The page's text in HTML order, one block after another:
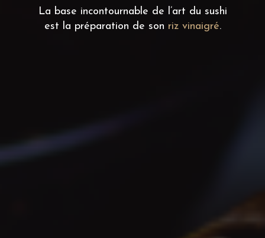
La base incontournable de l’art du sushi
est la préparation de son riz vinaigré.